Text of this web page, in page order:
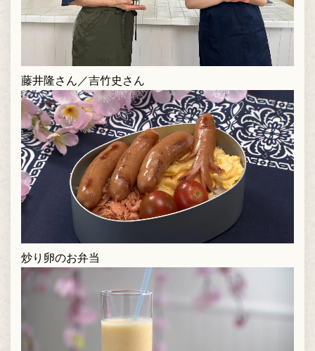
藤井隆さん／吉竹史さん
炒り卵のお弁当